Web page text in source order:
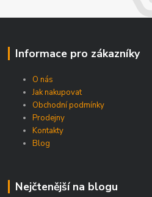
Informace pro zákazníky
O nás
Jak nakupovat
Obchodní podmínky
Prodejny
Kontakty
Blog
Nejčtenější na blogu